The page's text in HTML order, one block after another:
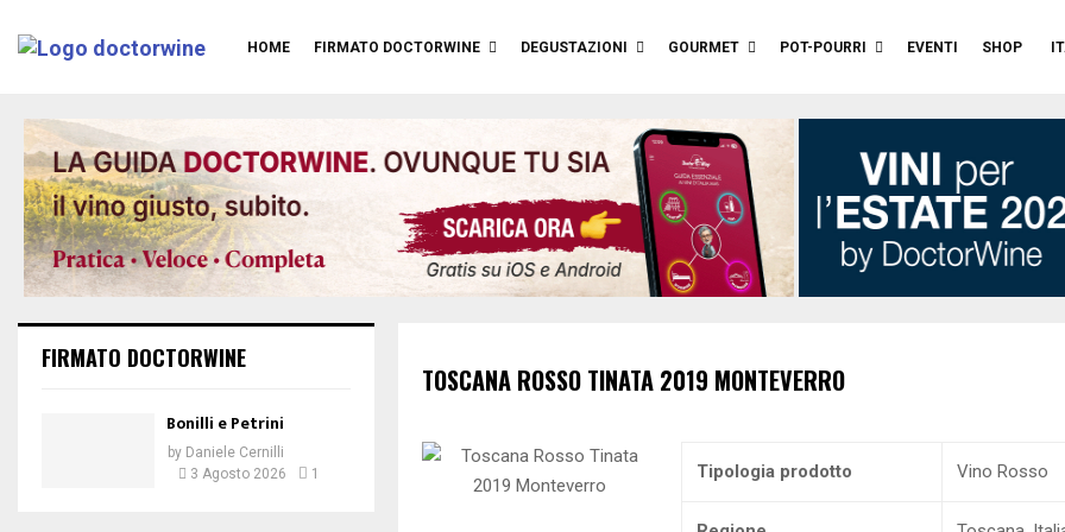
HOME FIRMATO DOCTORWINE DEGUSTAZIONI GOURMET POT-POURRI EVENTI SHOP
TOSCANA ROSSO TINATA 2019 MONTEVERRO
Tipologia prodotto Vino Rosso
FIRMATO DOCTORWINE
Bonilli e Petrini
by Daniele Cernilli
3 Agosto 2026
1